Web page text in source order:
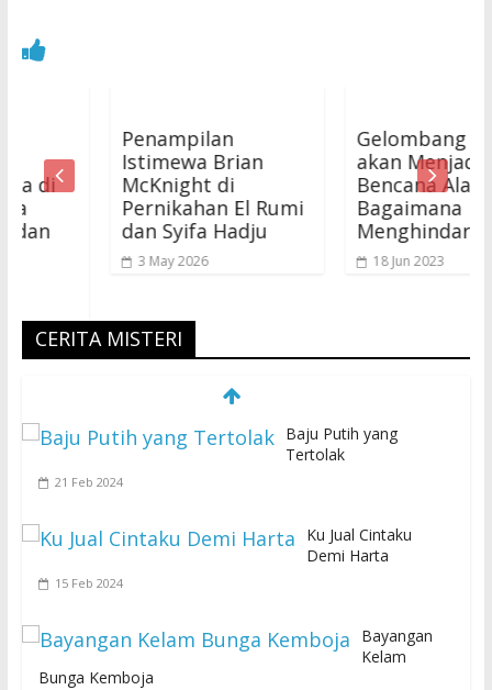
Penampilan
Istimewa Brian
McKnight di
Pernikahan El Rumi
dan Syifa Hadju
3 May 2026
Gelombang Panas
akan Menjadi
Bencana Alam,
Bagaimana
Menghindarinya?
18 Jun 2023
CERITA MISTERI
Baju Putih yang
Tertolak
21 Feb 2024
Ku Jual Cintaku
Demi Harta
15 Feb 2024
Bayangan
Kelam
Bunga Kemboja